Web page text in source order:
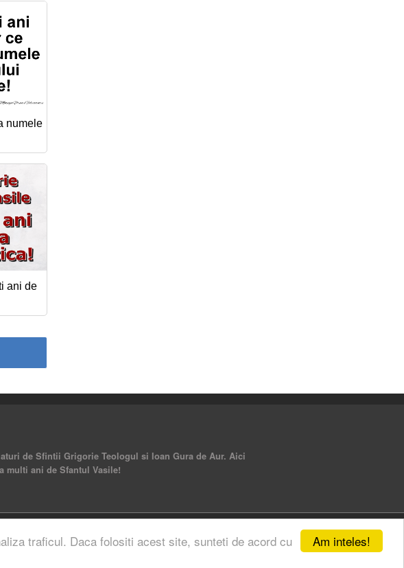
Am inteles!
traficul. Daca folositi acest site, sunteti de acord cu
numele
ani de
de Sfintii Grigorie Teologul si Ioan Gura de Aur. Aici
multi ani de Sfantul Vasile!